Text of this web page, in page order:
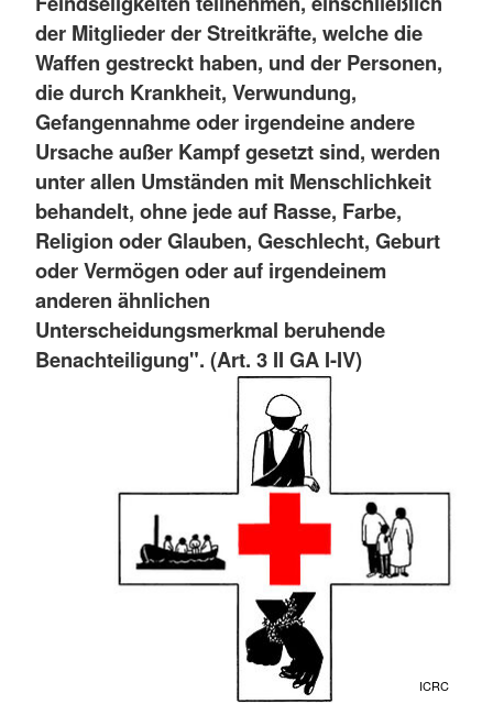
der Mitglieder der Streitkräfte, welche die
Waffen gestreckt haben, und der Personen,
die durch Krankheit, Verwundung,
Gefangennahme oder irgendeine andere
Ursache außer Kampf gesetzt sind, werden
unter allen Umständen mit Menschlichkeit
behandelt, ohne jede auf Rasse, Farbe,
Religion oder Glauben, Geschlecht, Geburt
oder Vermögen oder auf irgendeinem
anderen ähnlichen
Unterscheidungsmerkmal beruhende
Benachteiligung". (Art. 3 II GA I-IV)
ICRC